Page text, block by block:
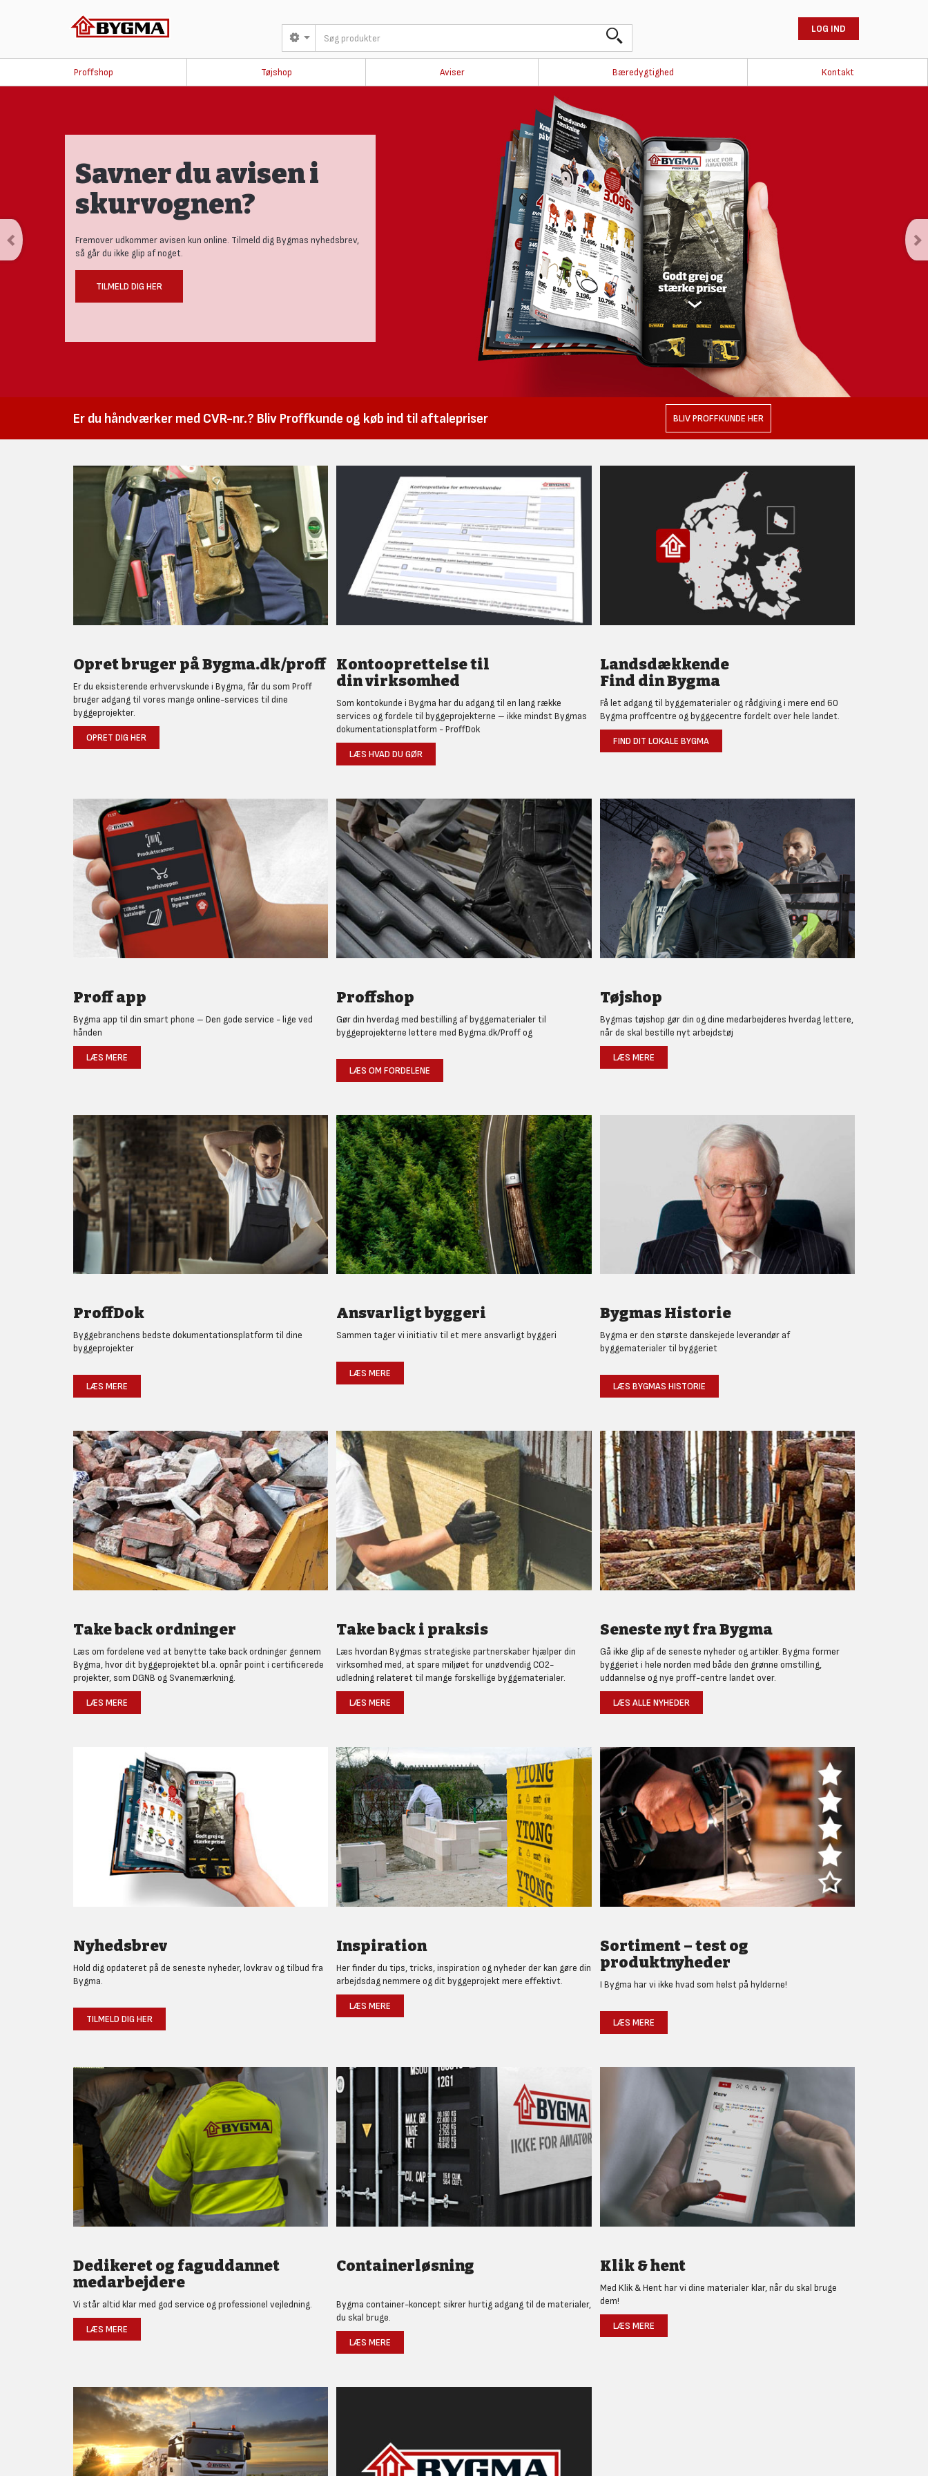
LOG IND
Proffshop Tøjshop Aviser Bæredygtighed Kontakt
Savner du avisen i
skurvognen?
Fremover udkommer avisen kun online. Tilmeld dig Bygmas nyhedsbrev,
så går du ikke glip af noget.
TILMELD DIG HER
Er du håndværker med CVR-nr.? Bliv Proffkunde og køb ind til aftalepriser BLIV PROFFKUNDE HER
Opret bruger på Bygma.dk/proff
Er du eksisterende erhvervskunde i Bygma, får du som Proff
bruger adgang til vores mange online-services til dine
byggeprojekter.
OPRET DIG HER
Kontooprettelse til
din virksomhed
Som kontokunde i Bygma har du adgang til en lang række
services og fordele til byggeprojekterne – ikke mindst Bygmas
dokumentationsplatform - ProffDok
LÆS HVAD DU GØR
Landsdækkende
Find din Bygma
Få let adgang til byggematerialer og rådgiving i mere end 60
Bygma proffcentre og byggecentre fordelt over hele landet.
FIND DIT LOKALE BYGMA
Proff app
Bygma app til din smart phone – Den gode service - lige ved
hånden
LÆS MERE
Proffshop
Gør din hverdag med bestilling af byggematerialer til
byggeprojekterne lettere med Bygma.dk/Proff og
LÆS OM FORDELENE
Tøjshop
Bygmas tøjshop gør din og dine medarbejderes hverdag lettere,
når de skal bestille nyt arbejdstøj
LÆS MERE
ProffDok
Byggebranchens bedste dokumentationsplatform til dine
byggeprojekter
LÆS MERE
Ansvarligt byggeri
Sammen tager vi initiativ til et mere ansvarligt byggeri
LÆS MERE
Bygmas Historie
Bygma er den største danskejede leverandør af
byggematerialer til byggeriet
LÆS BYGMAS HISTORIE
Take back ordninger
Læs om fordelene ved at benytte take back ordninger gennem
Bygma, hvor dit byggeprojektet bl.a. opnår point i certificerede
projekter, som DGNB og Svanemærkning.
LÆS MERE
Take back i praksis
Læs hvordan Bygmas strategiske partnerskaber hjælper din
virksomhed med, at spare miljøet for unødvendig CO2-
udledning relateret til mange forskellige byggematerialer.
LÆS MERE
Seneste nyt fra Bygma
Gå ikke glip af de seneste nyheder og artikler. Bygma former
byggeriet i hele norden med både den grønne omstilling,
uddannelse og nye proff-centre landet over.
LÆS ALLE NYHEDER
Nyhedsbrev
Hold dig opdateret på de seneste nyheder, lovkrav og tilbud fra
Bygma.
TILMELD DIG HER
Inspiration
Her finder du tips, tricks, inspiration og nyheder der kan gøre din
arbejdsdag nemmere og dit byggeprojekt mere effektivt.
LÆS MERE
Sortiment – test og
produktnyheder
I Bygma har vi ikke hvad som helst på hylderne!
LÆS MERE
Dedikeret og faguddannet
medarbejdere
Vi står altid klar med god service og professionel vejledning.
LÆS MERE
Containerløsning
Bygma container-koncept sikrer hurtig adgang til de materialer,
du skal bruge.
LÆS MERE
Klik & hent
Med Klik & Hent har vi dine materialer klar, når du skal bruge
dem!
LÆS MERE